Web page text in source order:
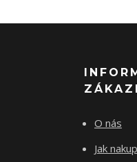
O nás
Jak